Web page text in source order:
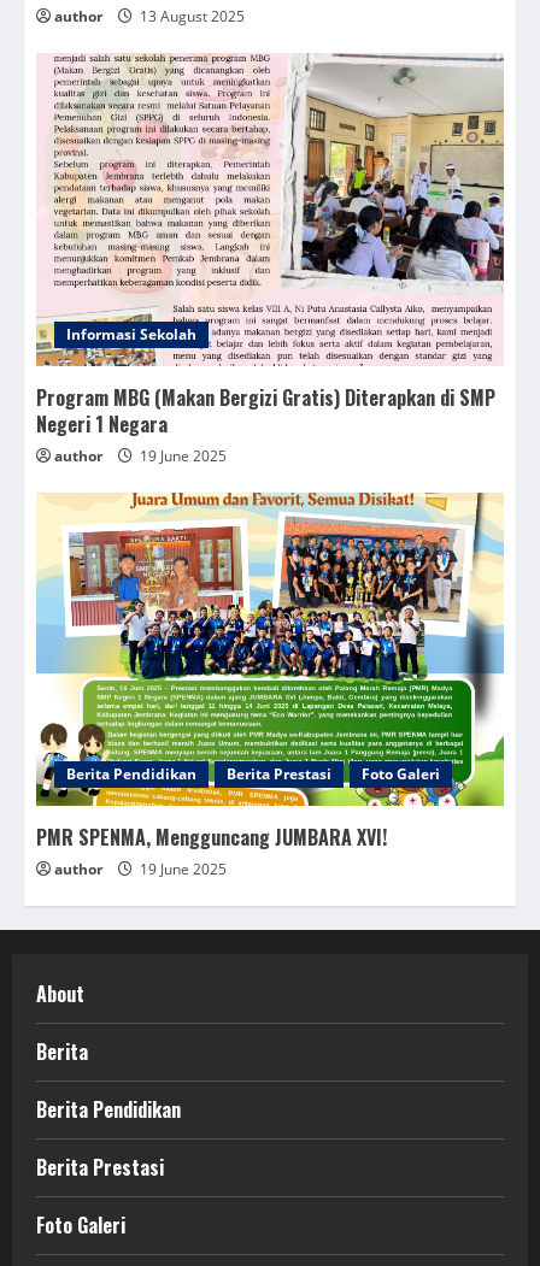
author 13 August 2025
Informasi Sekolah
Program MBG (Makan Bergizi Gratis) Diterapkan di SMP
Negeri 1 Negara
author 19 June 2025
Berita Pendidikan Berita Prestasi Foto Galeri
PMR SPENMA, Mengguncang JUMBARA XVI!
author 19 June 2025
About
Berita
Berita Pendidikan
Berita Prestasi
Foto Galeri